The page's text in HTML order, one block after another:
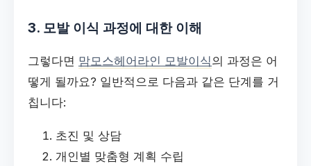
3. 모발 이식 과정에 대한 이해
그렇다면 맘모스헤어라인 모발이식의 과정은 어
떻게 될까요? 일반적으로 다음과 같은 단계를 거
칩니다:
초진 및 상담
개인별 맞춤형 계획 수립